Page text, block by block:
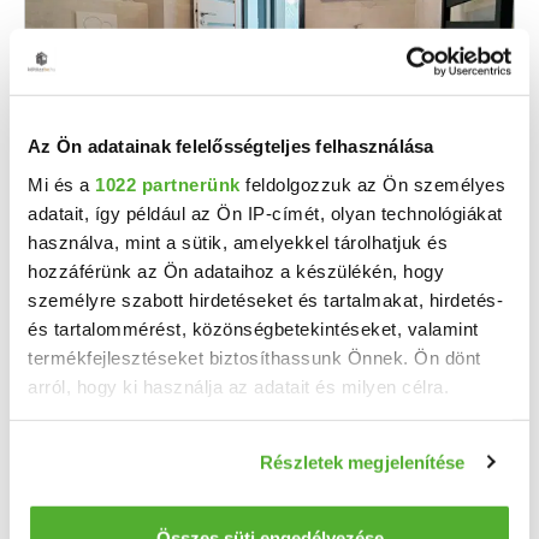
Az Ön adatainak felelősségteljes felhasználása
Mi és a 1022 partnerünk feldolgozzuk az Ön személyes
adatait, így például az Ön IP-címét, olyan technológiákat
használva, mint a sütik, amelyekkel tárolhatjuk és
hozzáférünk az Ön adataihoz a készülékén, hogy
személyre szabott hirdetéseket és tartalmakat, hirdetés-
és tartalommérést, közönségbetekintéseket, valamint
termékfejlesztéseket biztosíthassunk Önnek. Ön dönt
arról, hogy ki használja az adatait és milyen célra.
Információgyűjtés az Ön földrajzi elhelyezkedéséről
pár méteres pontossággal
Az Ön készülékén beazonosítása annak konkrét
Részletek megjelenítése
81 M Ft 1 080 000 Ft/m 2
Mosonmagyaróvár - Eladó téglalakás
4 szoba 75 m telekméret: 382 m²